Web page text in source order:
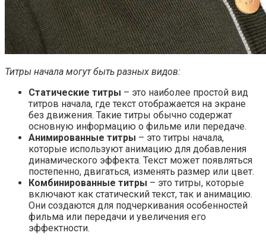
Титры начала могут быть разных видов:
Статические титры – это наиболее простой вид
титров начала, где текст отображается на экране
без движения. Такие титры обычно содержат
основную информацию о фильме или передаче.
Анимированные титры – это титры начала,
которые используют анимацию для добавления
динамического эффекта. Текст может появляться
постепенно, двигаться, изменять размер или цвет.
Комбинированные титры – это титры, которые
включают как статический текст, так и анимацию.
Они создаются для подчеркивания особенностей
фильма или передачи и увеличения его
эффектности.